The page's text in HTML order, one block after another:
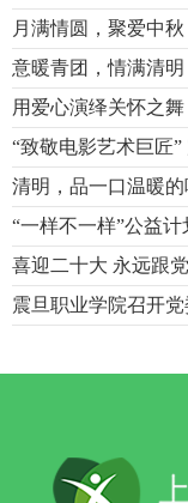
月满情圆，聚爱中秋
意暖青团，情满清明
用爱心演绎关怀之
清明，品一口温暖的